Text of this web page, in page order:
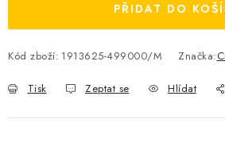
Jak vyměnit nebo vrátit zboží
Jak
Ochrana osobních údajů
Zásady
Kontakt
PŘIDAT DO
Kód zboží: 1913625-499000/M Značka:
Tisk Zeptat se Hlídat